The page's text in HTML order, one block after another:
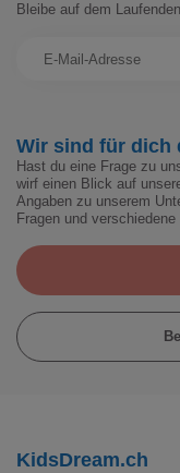
Wir sind für dich
Hast du eine Frage zu
wirf einen Blick auf
Angaben zu unserem
Fragen und
Bleibe auf dem
KidsDream.ch